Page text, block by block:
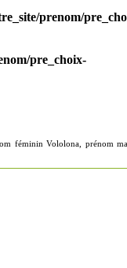
prenom/
pre_choix-
féminin Vololona, prénom